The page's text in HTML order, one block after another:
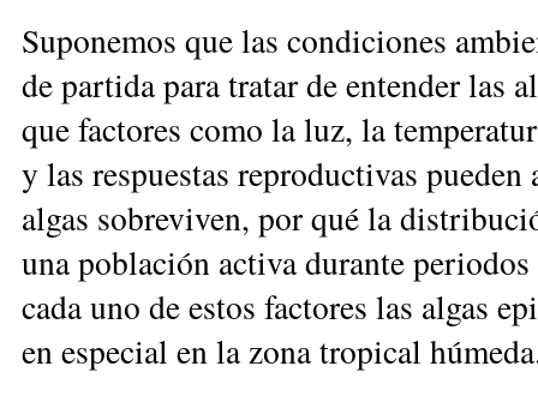
Suponemos que las condiciones
de partida para tratar de entender las
que factores como la luz, la
y las respuestas reproductivas
algas sobreviven, por qué la
una población activa durante
cada uno de estos factores las algas
en especial en la zona tropical